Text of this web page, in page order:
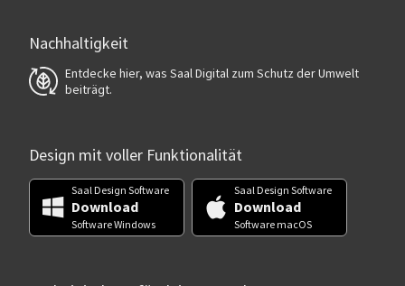
Nachhaltigkeit
Entdecke hier, was Saal Digital zum Schutz der Umwelt
beiträgt.
Design mit voller Funktionalität
Saal Design Software
Download
Software Windows
Saal Design Software
Download
Software macOS